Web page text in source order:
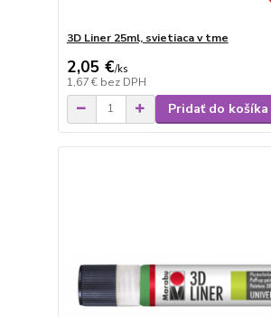
3D Liner 25ml, svietiaca v tme
2,05 €/ks
1,67 € bez DPH
Pridať do košíka